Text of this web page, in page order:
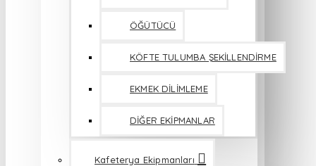
ÖĞÜTÜCÜ
KÖFTE TULUMBA ŞEKİLLENDİRME
EKMEK DİLİMLEME
DİĞER EKİPMANLAR
Kafeterya Ekipmanları